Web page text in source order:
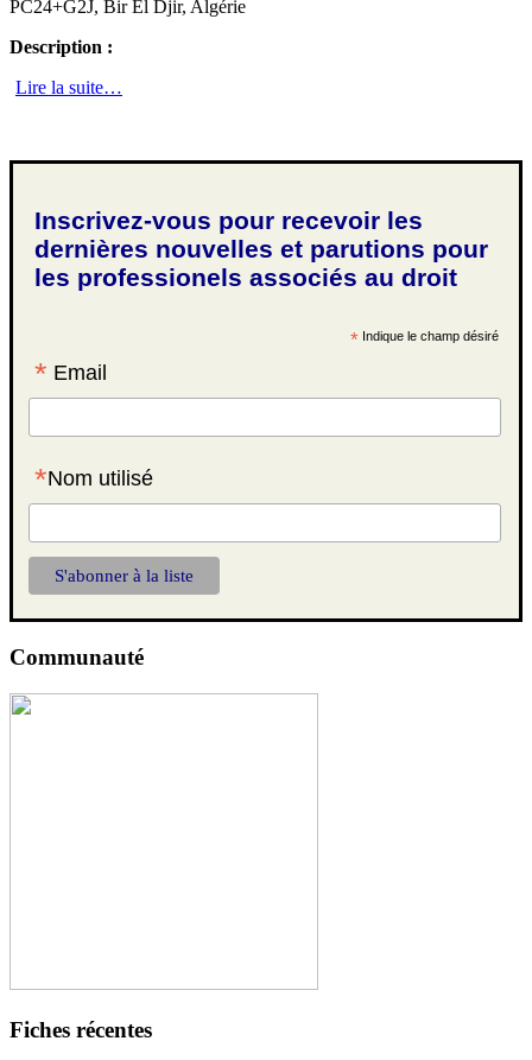
PC24+G2J, Bir El Djir, Algérie
Description :
Lire la suite…
Inscrivez-vous pour recevoir les
dernières nouvelles et parutions pour
les professionels associés au droit
* Indique le champ désiré
* Email
*Nom utilisé
Communauté
Fiches récentes